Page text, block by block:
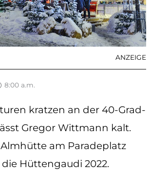
ANZEIGE
8:00 a.m.
kratzen an der 40-Grad-
Gregor Wittmann kalt.
am Paradeplatz
Hüttengaudi 2022.